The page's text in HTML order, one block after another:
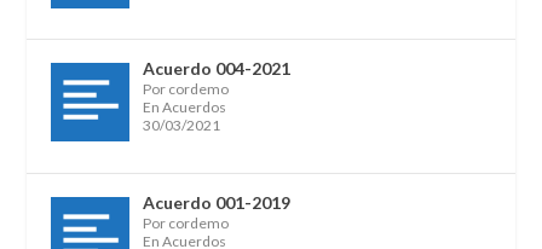
Acuerdo 004-2021
Por cordemo
En Acuerdos
30/03/2021
Acuerdo 001-2019
Por cordemo
En Acuerdos